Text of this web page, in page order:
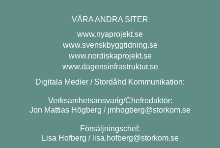
VÅRA ANDRA SITER
www.nyaprojekt.se
www.svenskbyggtidning.se
www.nordiskaprojekt.se
www.dagensinfrastruktur.se
Digitala Medier / Stordåhd Kommunikation:
Verksamhetsansvarig/Chefredaktör:
Jon Mattias Högberg / jmhogberg@storkom.se
Försäljningschef:
Lisa Hofberg / lisa.hofberg@storkom.se